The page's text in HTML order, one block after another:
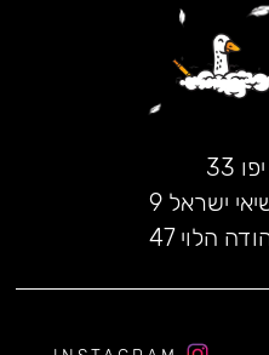
33
ישראל 9
הלוי 47